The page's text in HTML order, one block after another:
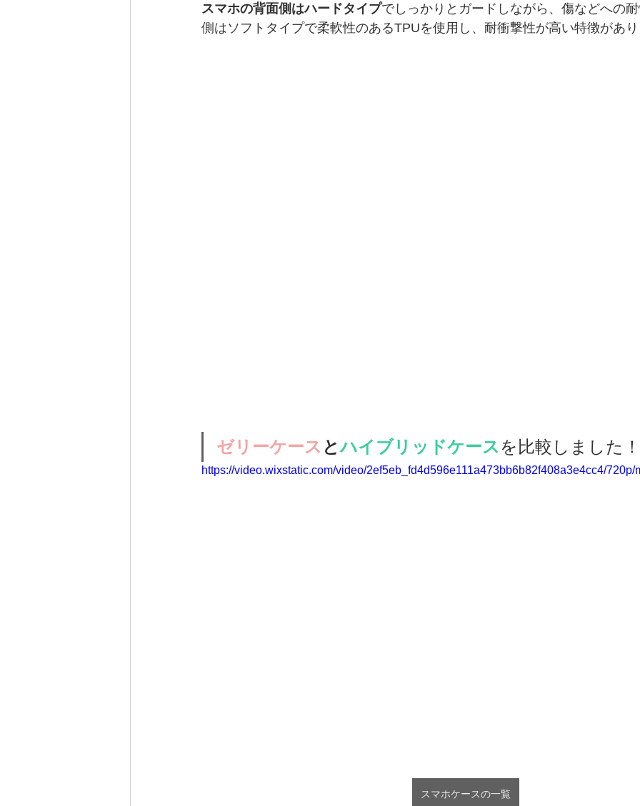
スマホの背面側はハードタイプでしっかりとガードしながら、傷などへの
側はソフトタイプで柔軟性のあるTPUを使用し、耐衝撃性が高い特徴があ
ゼリーケース とハイブリッドケースを比較しました
https://video.wixstatic.com/video/2ef5eb_fd4d596e111a473bb6b82f408a3e4cc4/720p/
スマホケースの一覧